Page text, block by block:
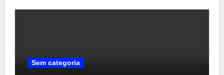
Sem categoria